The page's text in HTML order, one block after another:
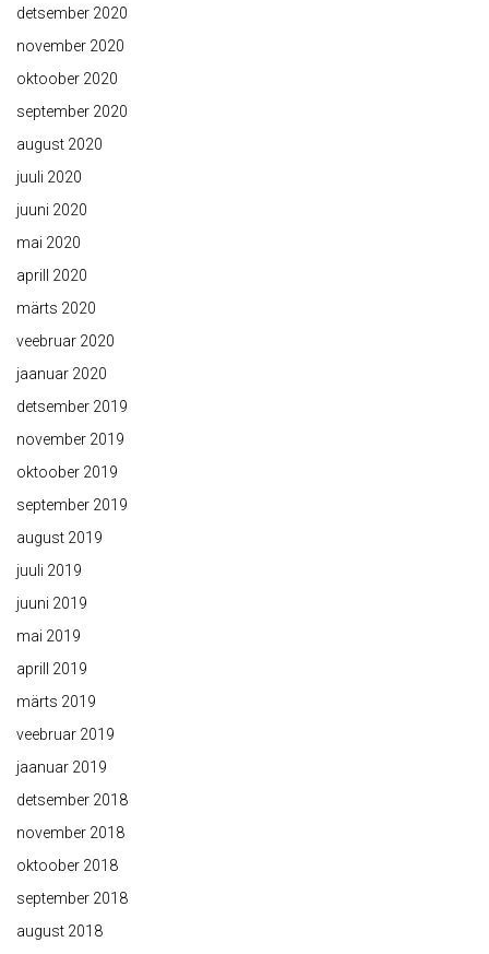
detsember 2020
november 2020
oktoober 2020
september 2020
august 2020
juuli 2020
juuni 2020
mai 2020
aprill 2020
märts 2020
veebruar 2020
jaanuar 2020
detsember 2019
november 2019
oktoober 2019
september 2019
august 2019
juuli 2019
juuni 2019
mai 2019
aprill 2019
märts 2019
veebruar 2019
jaanuar 2019
detsember 2018
november 2018
oktoober 2018
september 2018
august 2018